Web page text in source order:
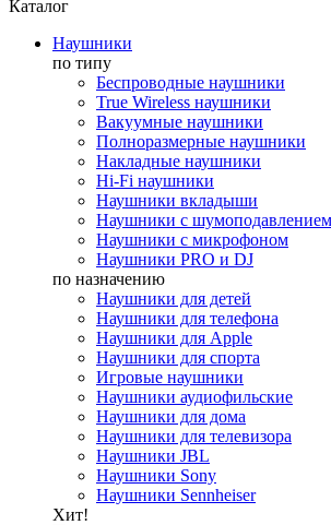
Каталог
Наушники
по типу
Беспроводные наушники
True Wireless наушники
Вакуумные наушники
Полноразмерные наушники
Накладные наушники
Hi-Fi наушники
Наушники вкладыши
Наушники с шумоподавлением
Наушники с микрофоном
Наушники PRO и DJ
по назначению
Наушники для детей
Наушники для телефона
Наушники для Apple
Наушники для спорта
Игровые наушники
Наушники аудиофильские
Наушники для дома
Наушники для телевизора
Наушники JBL
Наушники Sony
Наушники Sennheiser
Хит!